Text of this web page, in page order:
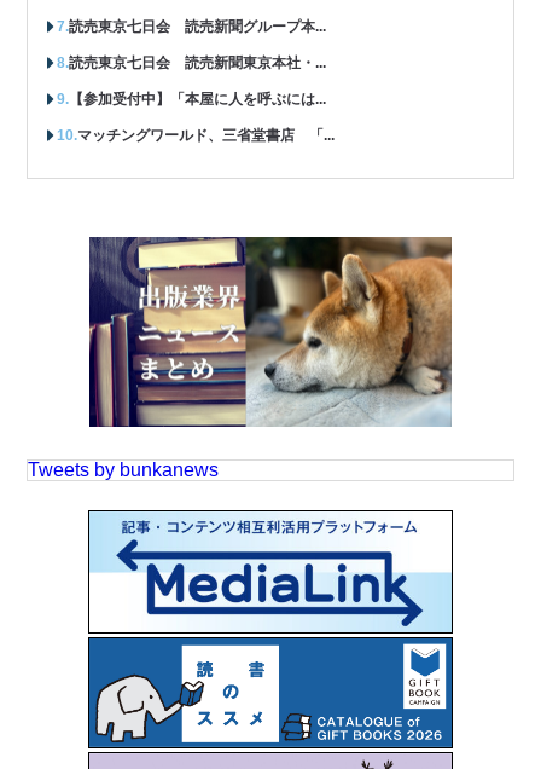
読売東京七日会 読売新聞グループ本...
読売東京七日会 読売新聞東京本社・...
【参加受付中】「本屋に人を呼ぶには...
マッチングワールド、三省堂書店 「...
Tweets by bunkanews